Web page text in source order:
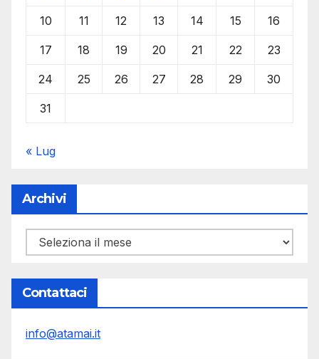
10 11 12 13 14 15 16
17 18 19 20 21 22 23
24 25 26 27 28 29 30
31
« Lug
Archivi
Archivi
Contattaci
info@atamai.it